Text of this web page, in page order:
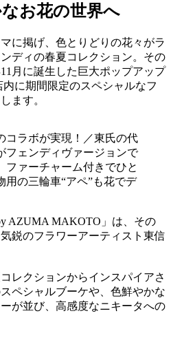
お花の世界へ
に掲げ、色とりどりの花々がラ
ディの春夏コレクション。その
月に誕生した巨大ポップアップ
に期間限定のスペシャルなフ
ます。
コラボが実現！／東氏の代
フェンディヴァージョンで
ファーチャーム付きでひと
用の三輪車“アペ”も花でデ
AZUMA MAKOTO」は、その
鋭のフラワーアーティスト東信
レクションからインスパイアさ
ペシャルブーケや、色鮮やかな
が並び、高感度なニキータへの